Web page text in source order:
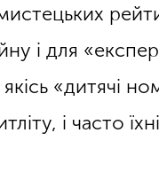
і для
«дитячі
і часто